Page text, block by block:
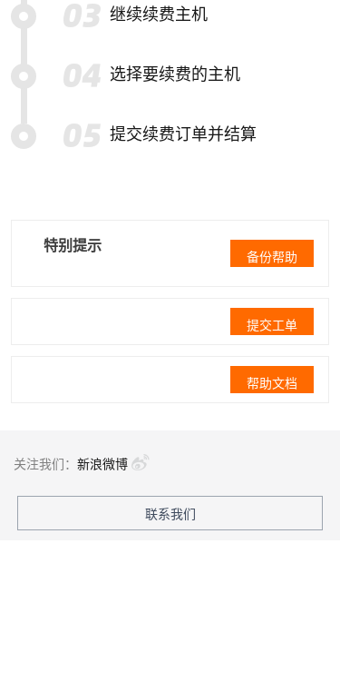
继续续费主机
选择要续费的主机
提交续费订单并结算
特别提示
备份帮助
提交工单
帮助文档